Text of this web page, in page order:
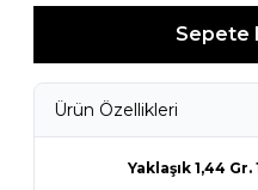
Sepete
Ürün Özellikleri
Yaklaşık 1,44